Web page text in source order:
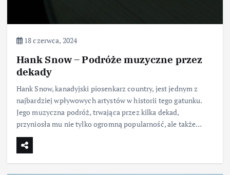
18 czerwca, 2024
Hank Snow – Podróże muzyczne przez
dekady
Hank Snow, kanadyjski piosenkarz country, jest jednym z
najbardziej wpływowych artystów w historii tego gatunku.
Jego muzyczna podróż, trwająca przez kilka dekad,
przyniosła mu nie tylko ogromną popularność, ale także…